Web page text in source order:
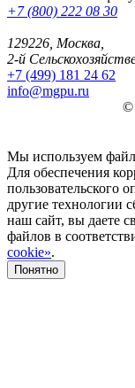
+7 (800) 222 08 30
129226, Москва,
2-й
+7 (499) 181 24 62
info@mgpu.ru
©
Мы используем
Для обеспечения
пользовательского
другие технологии
наш сайт, вы даете
файлов в
cookie».
Понятно